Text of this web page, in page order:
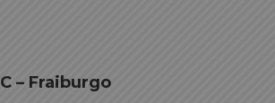
– Fraiburgo